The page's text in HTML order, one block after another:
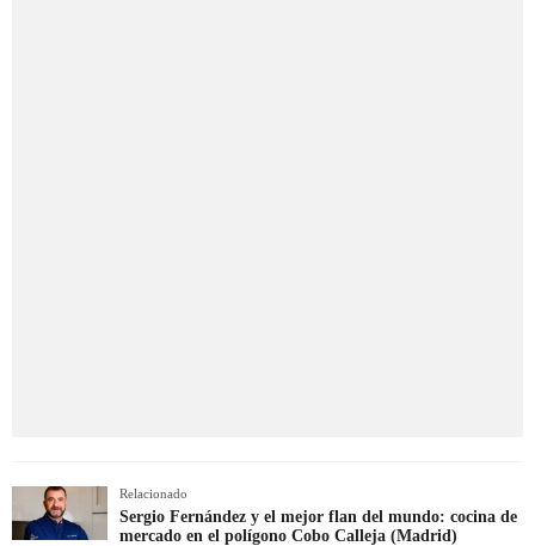
Relacionado
Sergio Fernández y el mejor flan del mundo: cocina de
mercado en el polígono Cobo Calleja (Madrid)